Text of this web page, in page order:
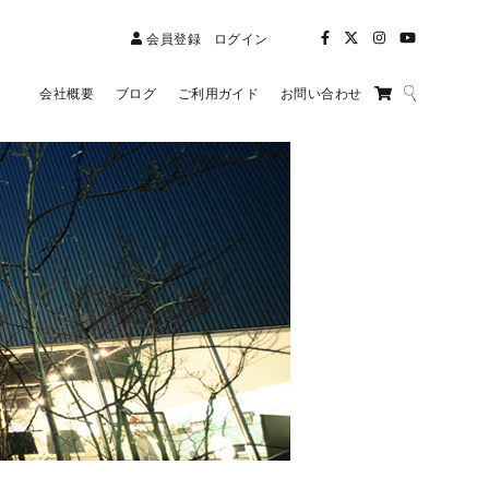
会員登録 ログイン
会社概要 ブログ ご利用ガイド お問い合わせ